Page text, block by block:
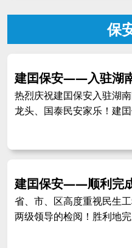
保
建囯保安——入驻湖
热烈庆祝建囯保安入驻湖
龙头、国泰民安家乐！建囯
建囯保安——顺利完
省、市、区高度重视民生
两级领导的检阅！胜利地